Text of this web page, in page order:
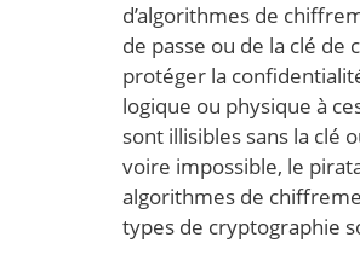
d’algorithmes de
de passe ou de la clé
protéger la
logique ou physique à
sont illisibles sans la clé
voire impossible, le
algorithmes de
types de cryptographie